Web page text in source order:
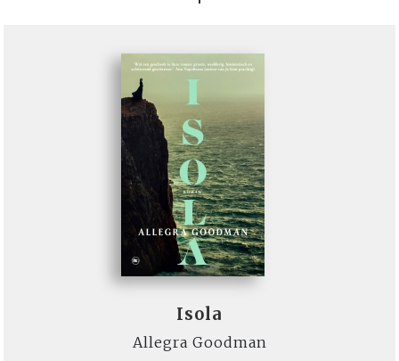
Isola
Allegra Goodman